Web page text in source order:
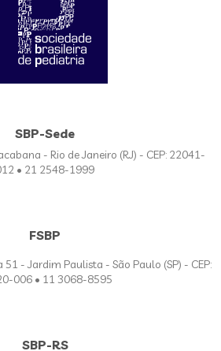
SBP-Sede
- Rio de Janeiro (RJ) - CEP: 22041-
• 21 2548-1999
FSBP
- Jardim Paulista - São Paulo (SP) - CEP:
006 • 11 3068-8595
SBP-RS